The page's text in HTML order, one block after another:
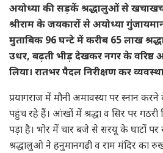
अयोध्या की सड़कें श्रद्धालुओं से खचाखच
श्रीराम के जयकारों से अयोध्या
मुताबिक 96 घन्टे में करीब 65 लाख
उधर, बढ़ती भीड़ देखकर नगर के वरिष्ठ
लिया। रातभर पैदल निरीक्षण कर
प्रयागराज में मौनी अमावस्या पर स्नान करने
पहुंच रहे हैं। आंखों में श्रद्धा व सिर पर
पड़ा है। भोर में चार बजे से सरयू के घाटों
श्रद्धालुओ ने हनुमानगढ़ी व राम मंदिर का